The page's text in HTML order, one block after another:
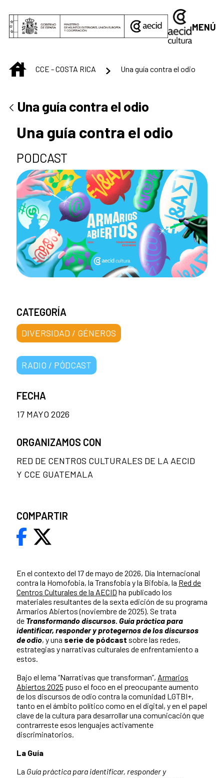
MENÚ
INICIO
CCE - COSTA RICA Una guía contra el odio
Una guía contra el odio
Una guía contra el odio
PODCAST
En el contexto del 17 de mayo de 2026, Día Internacional
contra la Homofobia, la Transfobia y la Bifobia, la Red de
Centros Culturales de la AECID ha publicado los
materiales resultantes de la sexta edición de su programa
Armarios Abiertos (noviembre de 2025). Se trata
de Transformando discursos. Guía práctica para
identificar, responder y protegernos de los discursos
de odio, y una serie de pódcast sobre las redes,
estrategias y narrativas culturales de enfrentamiento a
estos.
Bajo el lema “Narrativas que transforman”, Armarios
Abiertos 2025 puso el foco en el preocupante aumento
de los discursos de odio contra la comunidad LGTBI+,
tanto en el ámbito político como en el digital, y en el papel
clave de la cultura para desarrollar una comunicación que
contrarreste esos lenguajes activamente
discriminatorios.
La Guía
La Guía práctica para identificar, responder y
CATEGORÍA
DIVERSIDAD / GÉNEROS
RADIO / PÓDCAST
FECHA
17 MAYO 2026
ORGANIZAMOS CON
RED DE CENTROS CULTURALES DE LA AECID
Y CCE GUATEMALA
COMPARTIR